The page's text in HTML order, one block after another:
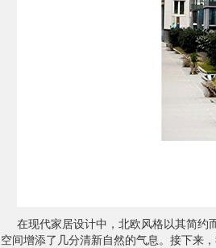
在现代家居设计中，北欧风格以其简约
空间增添了几分清新自然的气息。接下来